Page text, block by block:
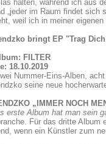
halten, während ich aus
„jeder im Raum findet sich
weil ich in meiner
bringt EP "Trag
FILTER
18.10.2019
Nummer-Eins-Alben,
seine neue
„IMMER NOCH
erste Album hat man sein
Für das dritte
wenn ein Künstler zum